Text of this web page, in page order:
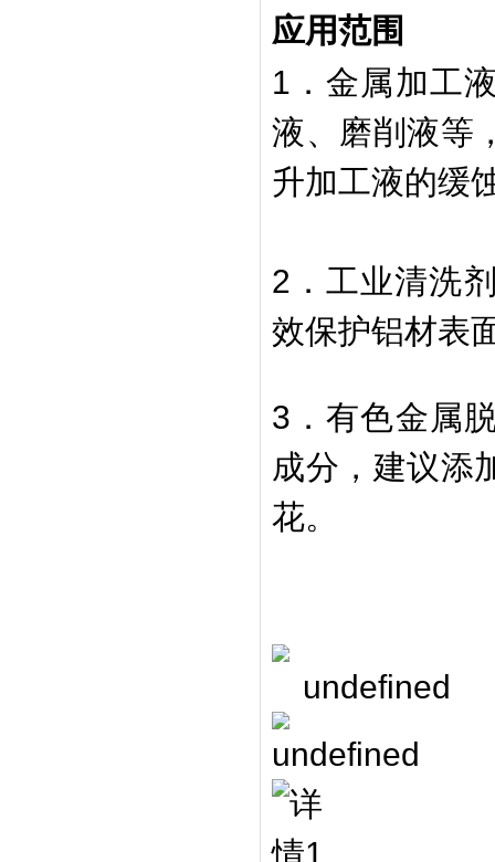
应用范围
1．金属加工
液、磨削液等
升加工液的缓
2．工业清洗
效保护铝材表
3．有色金属
成分，建议添
花。